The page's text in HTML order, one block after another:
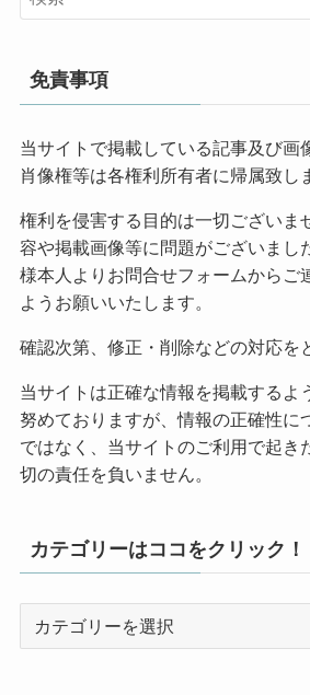
免責事項
当サイトで掲載している記事及び画
肖像権等は各権利所有者に帰属致し
権利を侵害する目的は一切ございま
容や掲載画像等に問題がございまし
様本人よりお問合せフォームからご
ようお願いいたします。
確認次第、修正・削除などの対応を
当サイトは正確な情報を掲載するよ
努めておりますが、情報の正確性に
ではなく、当サイトのご利用で起き
切の責任を負いません。
カテゴリーはココをクリック！